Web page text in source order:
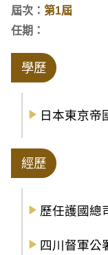
屆次： 第1屆
任期：
學歷
日本東京帝
經歷
歷任護國總
四川督軍公